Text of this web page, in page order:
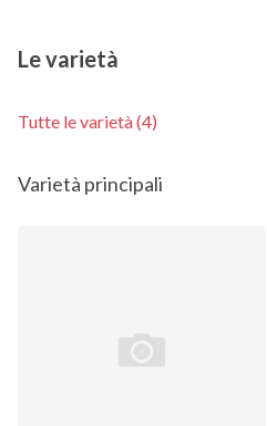
Le varietà
Tutte le varietà (4)
Varietà principali